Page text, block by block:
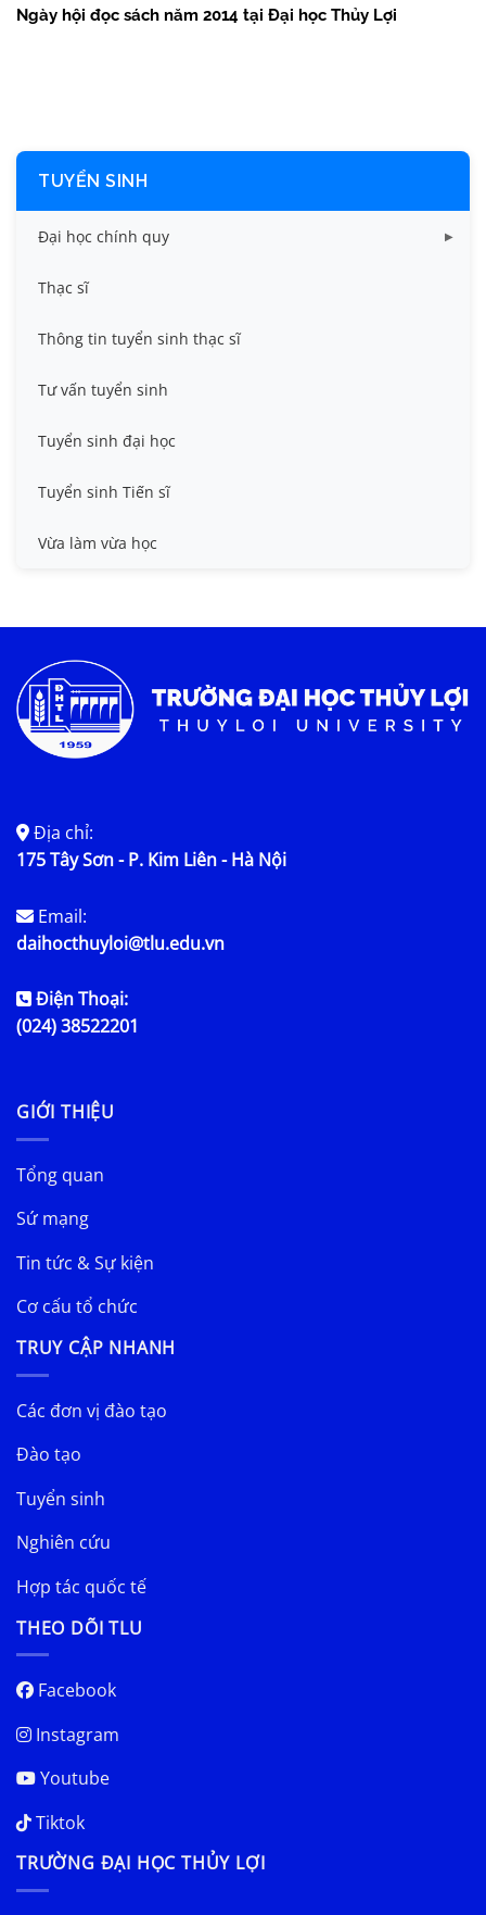
Ngày hội đọc sách năm 2014 tại Đại học Thủy Lợi
TUYỂN SINH
Đại học chính quy
Điểm chuẩn các năm
Thông tin tuyển sinh
Thạc sĩ
Thông tin tuyển sinh thạc sĩ
Tư vấn tuyển sinh
Tuyển sinh đại học
Tuyển sinh Tiến sĩ
Vừa làm vừa học
Địa chỉ:
175 Tây Sơn - P. Kim Liên - Hà Nội
Email:
daihocthuyloi@tlu.edu.vn
Điện Thoại:
(024) 38522201
GIỚI THIỆU
Tổng quan
Sứ mạng
Tin tức & Sự kiện
Cơ cấu tổ chức
TRUY CẬP NHANH
Các đơn vị đào tạo
Đào tạo
Tuyển sinh
Nghiên cứu
Hợp tác quốc tế
THEO DÕI TLU
Facebook
Instagram
Youtube
Tiktok
TRƯỜNG ĐẠI HỌC THỦY LỢI